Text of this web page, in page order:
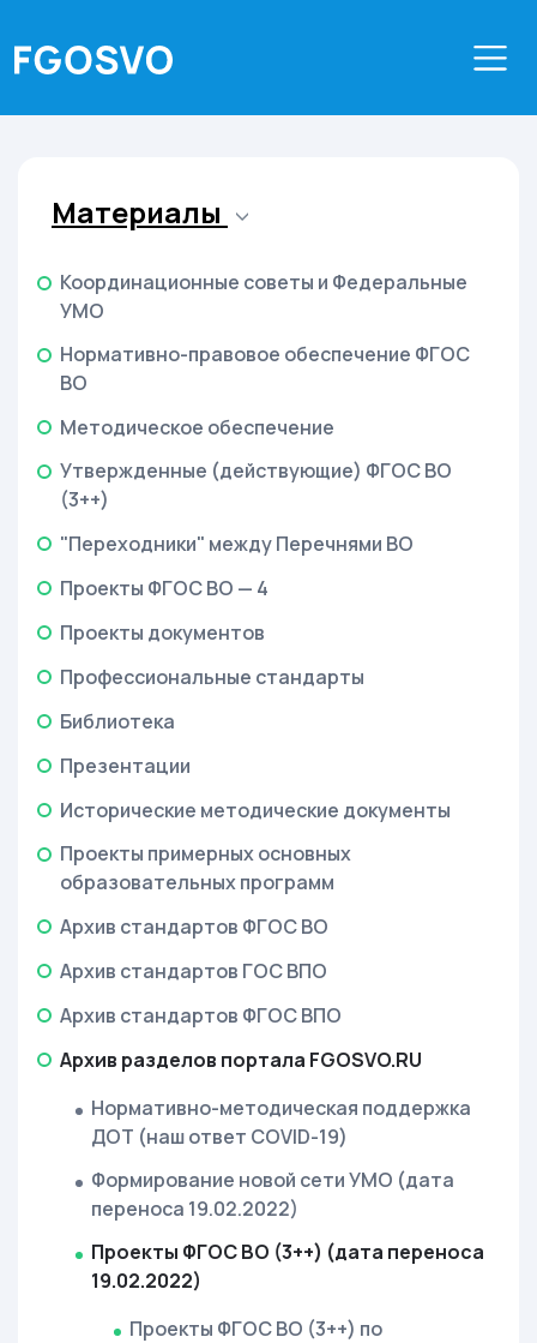
Материалы
Координационные советы и Федеральные
УМО
Нормативно-правовое обеспечение ФГОС
ВО
Методическое обеспечение
Утвержденные (действующие) ФГОС ВО
(3++)
"Переходники" между Перечнями ВО
Проекты ФГОС ВО — 4
Проекты документов
Профессиональные стандарты
Библиотека
Презентации
Исторические методические документы
Проекты примерных основных
образовательных программ
Архив стандартов ФГОС ВО
Архив стандартов ГОС ВПО
Архив стандартов ФГОС ВПО
Архив разделов портала FGOSVO.RU
Нормативно-методическая поддержка
ДОТ (наш ответ COVID-19)
Формирование новой сети УМО (дата
переноса 19.02.2022)
Проекты ФГОС ВО (3++) (дата переноса
19.02.2022)
Проекты ФГОС ВО (3++) по